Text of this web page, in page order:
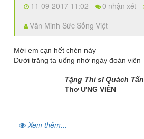
11-09-2017 11:02 0 nhận xét
Văn Minh Sức Sống Việt
Mời em cạn hết chén này
Dưới trăng ta uống nhớ ngày đoàn viên
. . . . . . .
Tặng Thi sĩ Quách Tấn
Thơ ƯNG VIÊN
Xem thêm...